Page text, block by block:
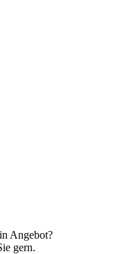
Angebot?
gern.